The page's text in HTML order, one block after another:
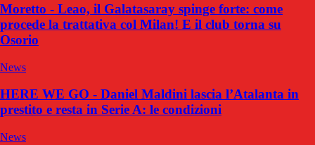
Moretto - Leao, il Galatasaray spinge forte: come
procede la trattativa col Milan! E il club torna su
Osorio
News
HERE WE GO - Daniel Maldini lascia l’Atalanta in
prestito e resta in Serie A: le condizioni
News